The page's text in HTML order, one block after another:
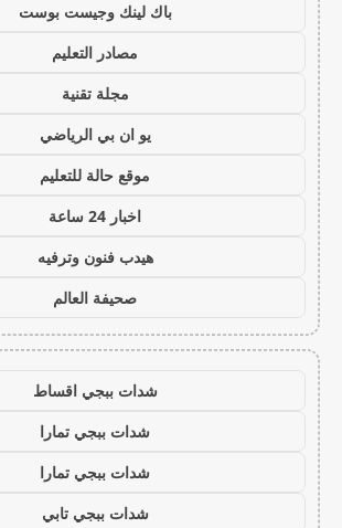
باك لينك وجيست بوست
مصادر التعليم
مجلة تقنية
يو ان بي الرياضي
موقع حالة للتعليم
اخبار 24 ساعة
هيدب فنون وترفيه
صحيفة العالم
شدات ببجي اقساط
شدات ببجي تمارا
شدات ببجي تمارا
شدات ببجي تابي